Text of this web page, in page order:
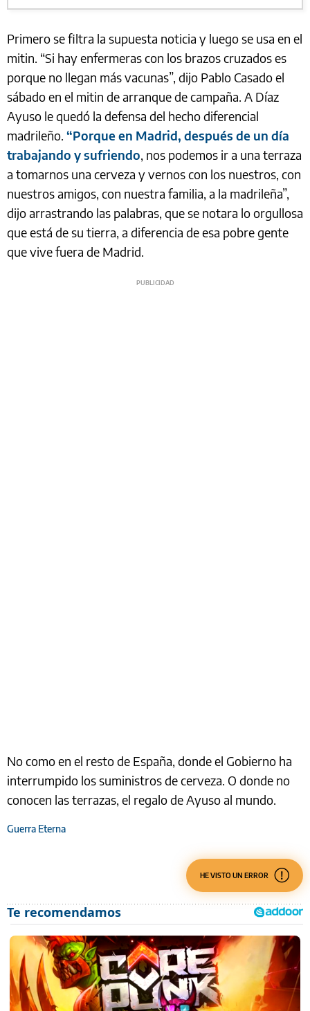
Primero se filtra la supuesta noticia y luego se usa en el
mitin. “Si hay enfermeras con los brazos cruzados es
porque no llegan más vacunas”, dijo Pablo Casado el
sábado en el mitin de arranque de campaña. A Díaz
Ayuso le quedó la defensa del hecho diferencial
madrileño. “Porque en Madrid, después de un día
trabajando y sufriendo, nos podemos ir a una terraza
a tomarnos una cerveza y vernos con los nuestros, con
nuestros amigos, con nuestra familia, a la madrileña”,
dijo arrastrando las palabras, que se notara lo orgullosa
que está de su tierra, a diferencia de esa pobre gente
que vive fuera de Madrid.
No como en el resto de España, donde el Gobierno ha
interrumpido los suministros de cerveza. O donde no
conocen las terrazas, el regalo de Ayuso al mundo.
Guerra Eterna
HE VISTO UN ERROR